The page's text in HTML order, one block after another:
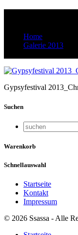
Home
Galerie 2013
Gypsyfestival
Suchen
Warenkorb
Schnellauswahl
Startseite
Kontakt
Impressum
© 2026 Ssassa - Alle